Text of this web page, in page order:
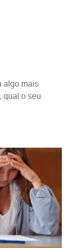
algo mais
qual o seu